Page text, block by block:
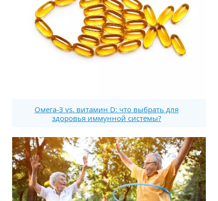
Омега-3 vs. витамин D: что выбрать для
здоровья иммунной системы?